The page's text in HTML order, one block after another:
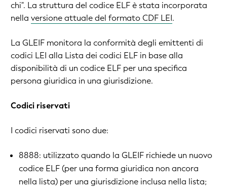
chi". La struttura del codice ELF è stata incorporata
nella versione attuale del formato CDF LEI.
La GLEIF monitora la conformità degli emittenti di
codici LEI alla Lista dei codici ELF in base alla
disponibilità di un codice ELF per una specifica
persona giuridica in una giurisdizione.
Codici riservati
I codici riservati sono due:
8888: utilizzato quando la GLEIF richiede un nuovo
codice ELF (per una forma giuridica non ancora
nella lista) per una giurisdizione inclusa nella lista;